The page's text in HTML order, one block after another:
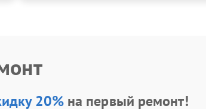
20%на первый ремонт!